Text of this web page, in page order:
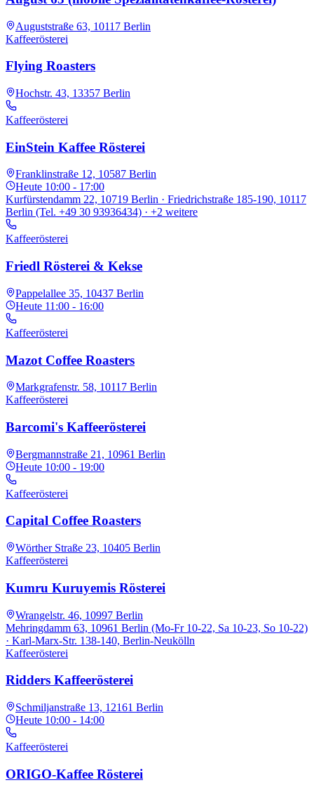
Auguststraße 63, 10117 Berlin
Kaffeerösterei
Flying Roasters
Hochstr. 43, 13357 Berlin
Kaffeerösterei
EinStein Kaffee Rösterei
Franklinstraße 12, 10587 Berlin
Heute 10:00 - 17:00
Kurfürstendamm 22, 10719 Berlin · Friedrichstraße 185-190, 10117
Berlin (Tel. +49 30 93936434) · +2 weitere
Kaffeerösterei
Friedl Rösterei & Kekse
Pappelallee 35, 10437 Berlin
Heute 11:00 - 16:00
Kaffeerösterei
Mazot Coffee Roasters
Markgrafenstr. 58, 10117 Berlin
Kaffeerösterei
Barcomi's Kaffeerösterei
Bergmannstraße 21, 10961 Berlin
Heute 10:00 - 19:00
Kaffeerösterei
Capital Coffee Roasters
Wörther Straße 23, 10405 Berlin
Kaffeerösterei
Kumru Kuruyemis Rösterei
Wrangelstr. 46, 10997 Berlin
Mehringdamm 63, 10961 Berlin (Mo-Fr 10-22, Sa 10-23, So 10-22)
· Karl-Marx-Str. 138-140, Berlin-Neukölln
Kaffeerösterei
Ridders Kaffeerösterei
Schmiljanstraße 13, 12161 Berlin
Heute 10:00 - 14:00
Kaffeerösterei
ORIGO-Kaffee Rösterei